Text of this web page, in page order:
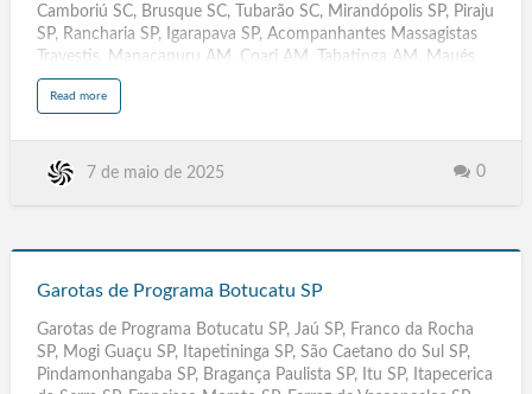
Camboriú SC, Brusque SC, Tubarão SC, Mirandópolis SP, Piraju
SP, Rancharia SP, Igarapava SP, Acompanhantes Massagistas
Travestis, Manacapuru AM, Coari AM, Tabatinga AM, Maués
AM, Tefé AM, Manicoré AM, Humaitá AM, Iranduba AM,
Lábrea AM, Atalaia AL, Teotônio Vilela AL, Girau do Ponciano
Guararapes, Olinda, Caruaru, Paulista, Petrolina, Cabo de Santo
Read morea
t
a
r
e
o
g
a
m
a
A
r
a
7 de maio de 2025 0
Botucatu
Garotas de Programa Botucatu SP
Garotas de Programa Botucatu SP, Jaú SP, Franco da Rocha
SP, Mogi Guaçu SP, Itapetininga SP, São Caetano do Sul SP,
Pindamonhangaba SP, Bragança Paulista SP, Itu SP, Itapecerica